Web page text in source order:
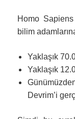
Homo Sapiens
bilim
Yaklaşık
Yaklaşık
Devrim’i